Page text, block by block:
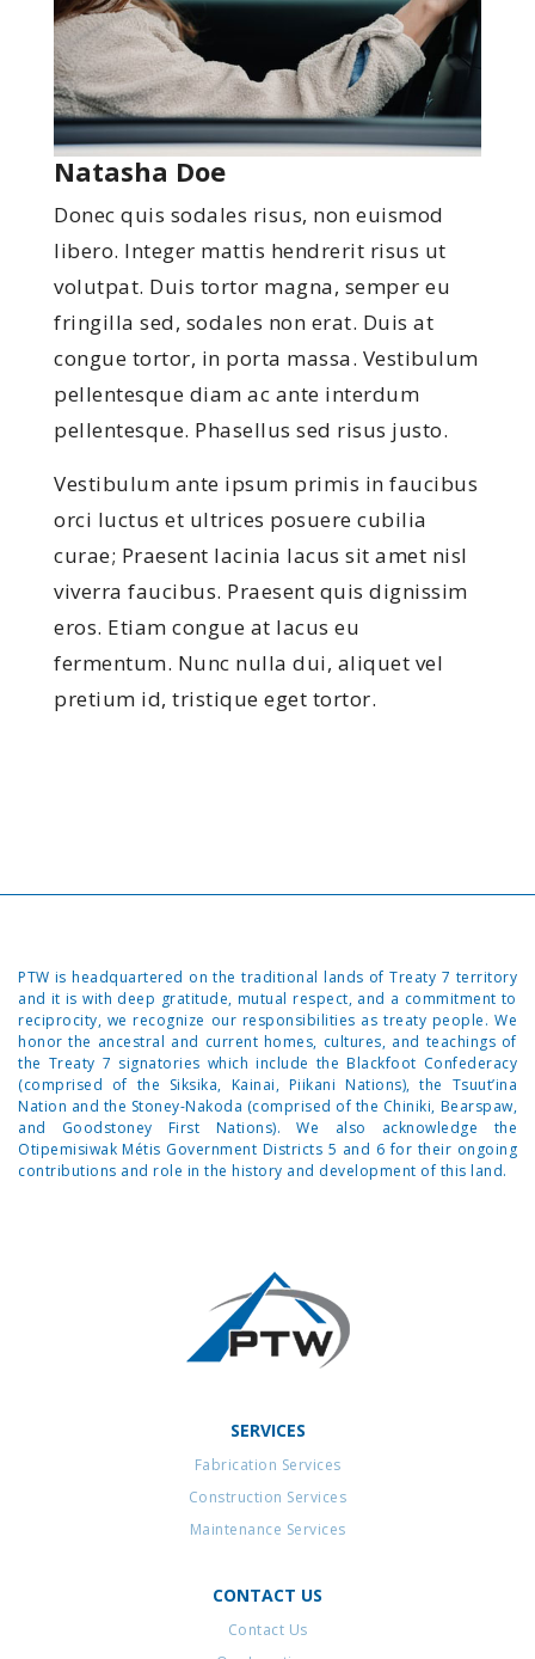
Natasha Doe
Donec quis sodales risus, non euismod
libero. Integer mattis hendrerit risus ut
volutpat. Duis tortor magna, semper eu
fringilla sed, sodales non erat. Duis at
congue tortor, in porta massa. Vestibulum
pellentesque diam ac ante interdum
pellentesque. Phasellus sed risus justo.
Vestibulum ante ipsum primis in faucibus
orci luctus et ultrices posuere cubilia
curae; Praesent lacinia lacus sit amet nisl
viverra faucibus. Praesent quis dignissim
eros. Etiam congue at lacus eu
fermentum. Nunc nulla dui, aliquet vel
pretium id, tristique eget tortor.
PTW is headquartered on the traditional lands of Treaty 7 territory
and it is with deep gratitude, mutual respect, and a commitment to
reciprocity, we recognize our responsibilities as treaty people. We
honor the ancestral and current homes, cultures, and teachings of
the Treaty 7 signatories which include the Blackfoot Confederacy
(comprised of the Siksika, Kainai, Piikani Nations), the Tsuut’ina
Nation and the Stoney-Nakoda (comprised of the Chiniki, Bearspaw,
and Goodstoney First Nations). We also acknowledge the
Otipemisiwak Métis Government Districts 5 and 6 for their ongoing
contributions and role in the history and development of this land.
SERVICES
Fabrication Services
Construction Services
Maintenance Services
CONTACT US
Contact Us